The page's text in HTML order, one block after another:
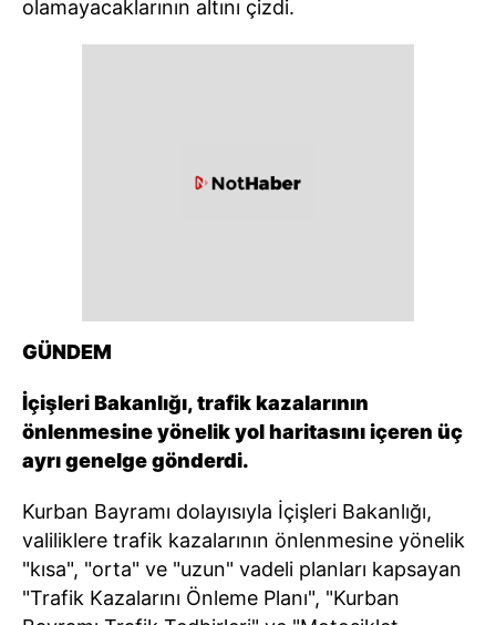
olamayacaklarının altını çizdi.
GÜNDEM
İçişleri Bakanlığı, trafik kazalarının
önlenmesine yönelik yol haritasını içeren üç
ayrı genelge gönderdi.
Kurban Bayramı dolayısıyla İçişleri Bakanlığı,
valiliklere trafik kazalarının önlenmesine yönelik
"kısa", "orta" ve "uzun" vadeli planları kapsayan
"Trafik Kazalarını Önleme Planı", "Kurban